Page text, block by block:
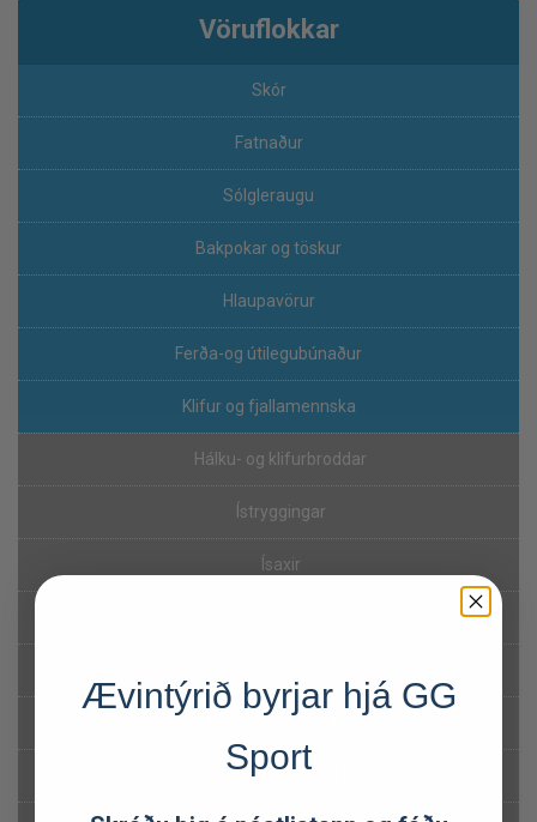
Vöruflokkar
Skór
Fatnaður
Sólgleraugu
Bakpokar og töskur
Hlaupavörur
Ferða-og útilegubúnaður
Klifur og fjallamennska
Hálku- og klifurbroddar
Ístryggingar
Ísaxir
Karabínur & Tvistar
Slingar og dísuhlekkir
Ævintýrið byrjar hjá GG
Sport